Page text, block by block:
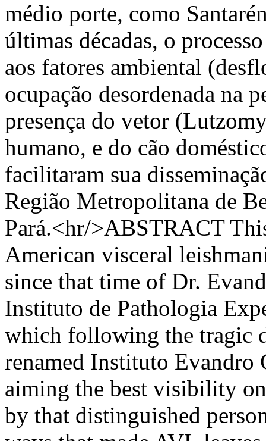
médio porte, como
últimas décadas, o
aos fatores ambiental
ocupação desordenada na
presença do vetor
humano, e do cão
facilitaram sua
Região Metropolitana de
Pará.<hr/>ABSTRACT
American visceral
since that time of Dr.
Instituto de Pathologia
which following the tragic
renamed Instituto Evandro
aiming the best visibility
by that distinguished